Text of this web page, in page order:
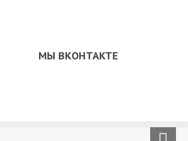
МЫ ВКОНТАКТЕ